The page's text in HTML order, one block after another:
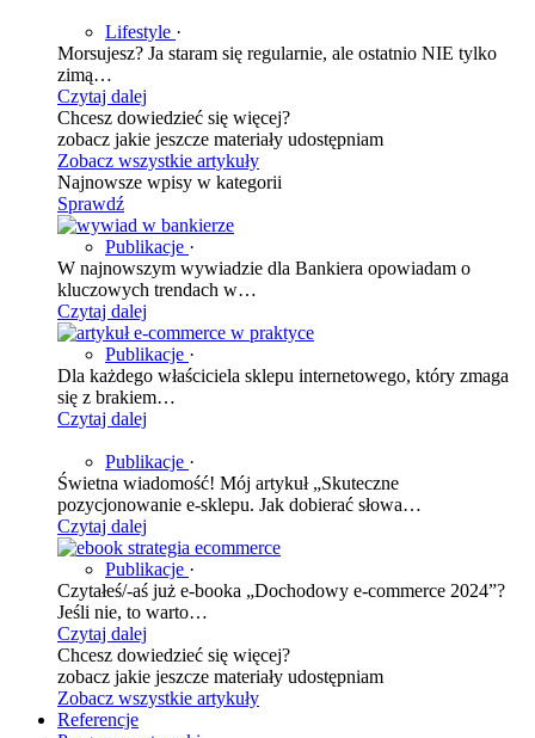
Lifestyle ·
Morsujesz? Ja staram się regularnie, ale ostatnio NIE tylko
zimą…
Czytaj dalej
Chcesz dowiedzieć się więcej?
zobacz jakie jeszcze materiały udostępniam
Zobacz wszystkie artykuły
Najnowsze wpisy w kategorii
Sprawdź
Publikacje ·
W najnowszym wywiadzie dla Bankiera opowiadam o
kluczowych trendach w…
Czytaj dalej
Publikacje ·
Dla każdego właściciela sklepu internetowego, który zmaga
się z brakiem…
Czytaj dalej
Publikacje ·
Świetna wiadomość! Mój artykuł „Skuteczne
pozycjonowanie e-sklepu. Jak dobierać słowa…
Czytaj dalej
Publikacje ·
Czytałeś/-aś już e-booka „Dochodowy e-commerce 2024”?
Jeśli nie, to warto…
Czytaj dalej
Chcesz dowiedzieć się więcej?
zobacz jakie jeszcze materiały udostępniam
Zobacz wszystkie artykuły
Referencje